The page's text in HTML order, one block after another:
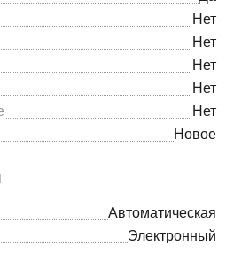
Нет
Нет
Нет
Нет
Нет
Новое
Автоматическая
Электронный